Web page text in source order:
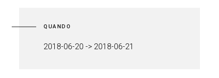
QUANDO
2018-06-20 -> 2018-06-21